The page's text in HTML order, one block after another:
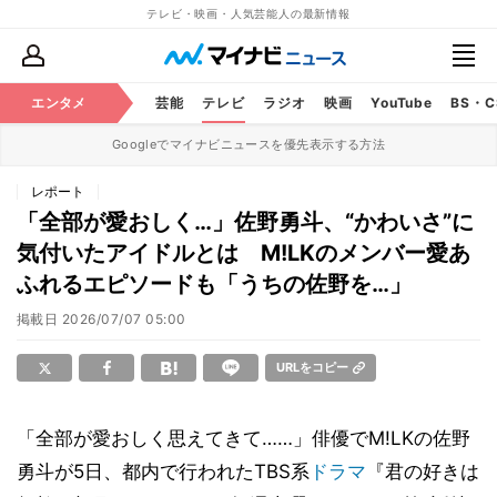
テレビ・映画・人気芸能人の最新情報
エンタメ 芸能 テレビ ラジオ 映画 YouTube BS・
Googleでマイナビニュースを優先表示する方法
レポート
「全部が愛おしく…」佐野勇斗、“かわいさ”に
気付いたアイドルとは M!LKのメンバー愛あ
ふれるエピソードも「うちの佐野を…」
掲載日 2026/07/07 05:00
URLをコピー
「全部が愛おしく思えてきて……」俳優でM!LKの佐野
勇斗が5日、都内で行われたTBS系 ドラマ 『君の好きは